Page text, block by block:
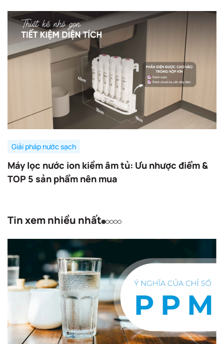
Giải pháp nước sạch
Máy lọc nước ion kiềm âm tủ: Ưu nhược điểm &
TOP 5 sản phẩm nên mua
Tin xem nhiều nhất